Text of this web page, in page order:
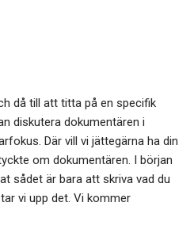
då till att titta på en specifik
diskutera dokumentären i
Där vill vi jättegärna ha din
om dokumentären. I början
sådet är bara att skriva vad du
vi upp det. Vi kommer